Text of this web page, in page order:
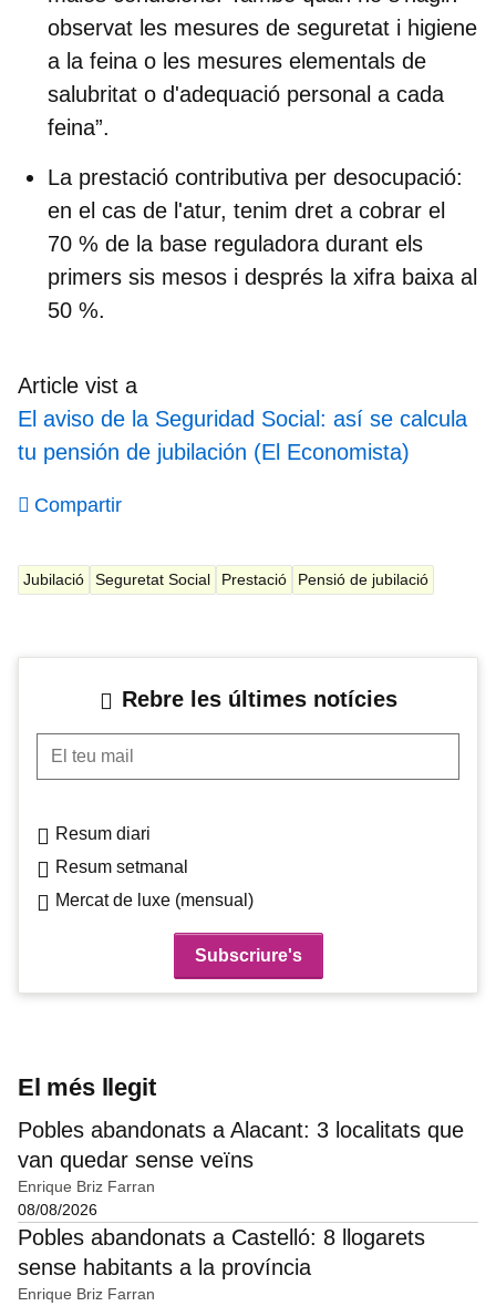
observat les mesures de seguretat i higiene
a la feina o les mesures elementals de
salubritat o d'adequació personal a cada
feina”.
La prestació contributiva per desocupació:
en el cas de l'atur, tenim dret a cobrar el
70 % de la base reguladora durant els
primers sis mesos i després la xifra baixa al
50 %.
Article vist a
El aviso de la Seguridad Social: así se calcula
tu pensión de jubilación (El Economista)
Compartir
Jubilació Seguretat Social Prestació Pensió de jubilació
Rebre les últimes notícies
El teu mail
Resum diari
Resum setmanal
Mercat de luxe (mensual)
El més llegit
Pobles abandonats a Alacant: 3 localitats que
van quedar sense veïns
Enrique Briz Farran
08/08/2026
Pobles abandonats a Castelló: 8 llogarets
sense habitants a la província
Enrique Briz Farran